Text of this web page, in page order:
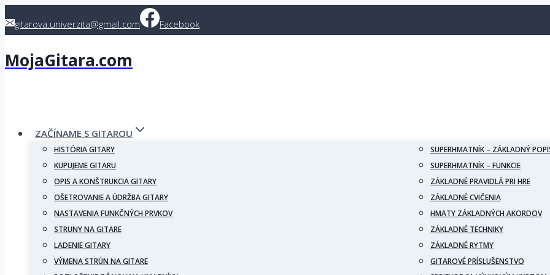
togitarova.univerzita@gmail.com Facebook
MojaGitara.com
ZAČÍNAME S GITAROU
HISTÓRIA GITARY
KUPUJEME GITARU
OPIS A KONŠTRUKCIA GITARY
OŠETROVANIE A ÚDRŽBA GITARY
NASTAVENIA FUNKČNÝCH PRVKOV
STRUNY NA GITARE
LADENIE GITARY
VÝMENA STRÚN NA GITARE
SUPERHMATNÍK – ZÁKLADNÝ
SUPERHMATNÍK – FUNKCIE
ZÁKLADNÉ PRAVIDLÁ PRI HRE
ZÁKLADNÉ CVIČENIA
HMATY ZÁKLADNÝCH AKORDOV
ZÁKLADNÉ TECHNIKY
ZÁKLADNÉ RYTMY
GITAROVÉ PRÍSLUŠENSTVO